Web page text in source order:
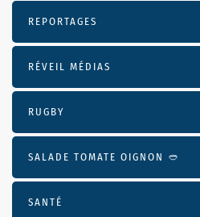
REPORTAGES
RÉVEIL MÉDIAS
RUGBY
SALADE TOMATE OIGNON 🥙
SANTÉ